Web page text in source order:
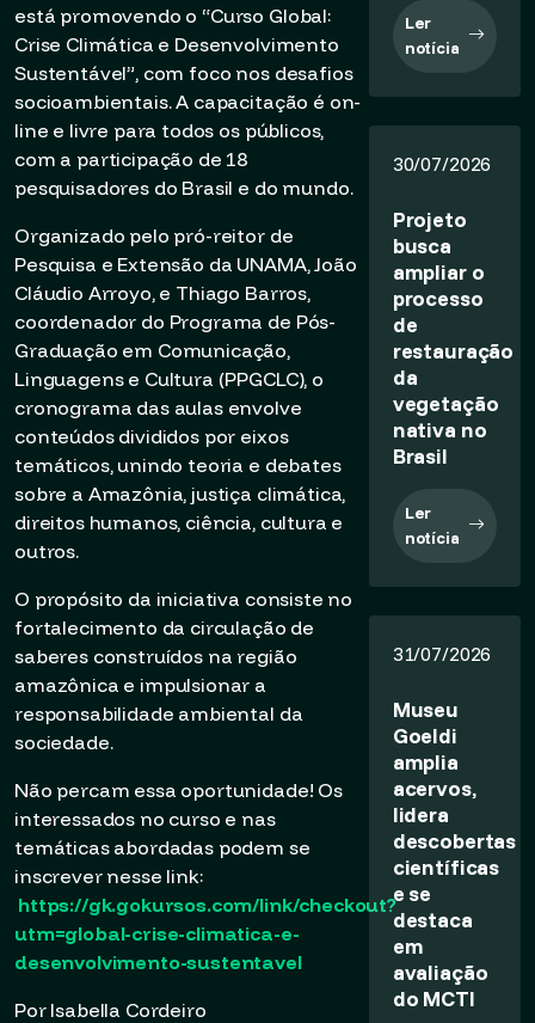
está promovendo o “Curso Global:
Crise Climática e Desenvolvimento
Sustentável”, com foco nos desafios
socioambientais. A capacitação é on-
line e livre para todos os públicos,
com a participação de 18
pesquisadores do Brasil e do mundo.
Organizado pelo pró-reitor de
Pesquisa e Extensão da UNAMA, João
Cláudio Arroyo, e Thiago Barros,
coordenador do Programa de Pós-
Graduação em Comunicação,
Linguagens e Cultura (PPGCLC), o
cronograma das aulas envolve
conteúdos divididos por eixos
temáticos, unindo teoria e debates
sobre a Amazônia, justiça climática,
direitos humanos, ciência, cultura e
outros.
O propósito da iniciativa consiste no
fortalecimento da circulação de
saberes construídos na região
amazônica e impulsionar a
responsabilidade ambiental da
sociedade.
Não percam essa oportunidade! Os
interessados no curso e nas
temáticas abordadas podem se
inscrever nesse link:
https://gk.gokursos.com/link/checkout?
utm=global-crise-climatica-e-
desenvolvimento-sustentavel
Por Isabella Cordeiro
Ler
notícia
30/07/2026
Projeto
busca
ampliar o
processo
de
restauração
da
vegetação
nativa no
Brasil
Ler
notícia
31/07/2026
Museu
Goeldi
amplia
acervos,
lidera
descobertas
científicas
e se
destaca
em
avaliação
do MCTI